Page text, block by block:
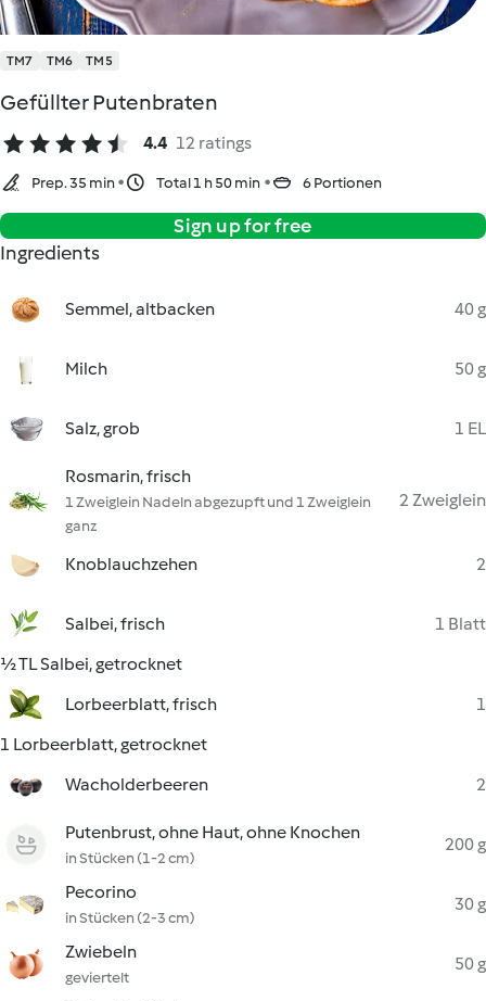
TM7 TM6 TM5
Gefüllter Putenbraten
4.4 12 ratings
Prep. 35 min Total 1 h 50 min 6 Portionen
Sign up for free
Ingredients
Semmel, altbacken 40 g
Milch 50 g
Salz, grob 1 EL
Rosmarin, frisch
1 Zweiglein Nadeln abgezupft und 1 Zweiglein
ganz
2 Zweiglein
Knoblauchzehen 2
Salbei, frisch
1 Blatt
½ TL Salbei, getrocknet
Lorbeerblatt, frisch
1
1 Lorbeerblatt, getrocknet
Wacholderbeeren
2
Putenbrust, ohne Haut, ohne Knochen
in Stücken (1-2 cm)
200 g
Pecorino
in Stücken (2-3 cm)
30 g
Zwiebeln
geviertelt
50 g